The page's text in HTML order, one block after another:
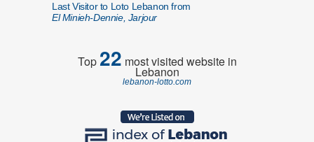
Last Visitor to Loto Lebanon from
El Minieh-Dennie, Jarjour
Top22 most visited website in
Lebanon
lebanon-lotto.com